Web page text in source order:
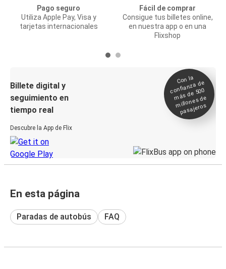
Pago seguro
Utiliza Apple Pay, Visa y
tarjetas internacionales
Fácil de comprar
Consigue tus billetes online,
en nuestra app o en una
Flixshop
Billete digital y
seguimiento en
tiempo real
Descubre la App de Flix
Con la
confianza de
más de 500
millones de
pasajeros
En esta página
Paradas de autobús FAQ